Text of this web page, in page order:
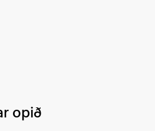
opið